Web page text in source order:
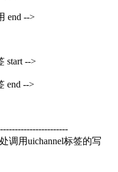
-->
start -->
end -->
调用uichannel标签的写